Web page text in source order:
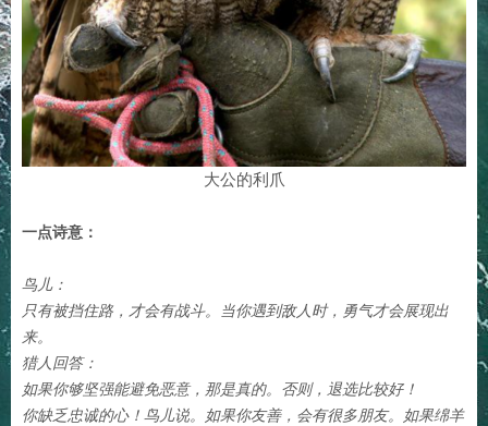
大公的利爪
一点诗意：
鸟儿：
只有被挡住路，才会有战斗。当你遇到敌人时，勇气才会展现出
来。
猎人回答：
如果你够坚强能避免恶意，那是真的。否则，退选比较好！
你缺乏忠诚的心！鸟儿说。如果你友善，会有很多朋友。如果绵羊